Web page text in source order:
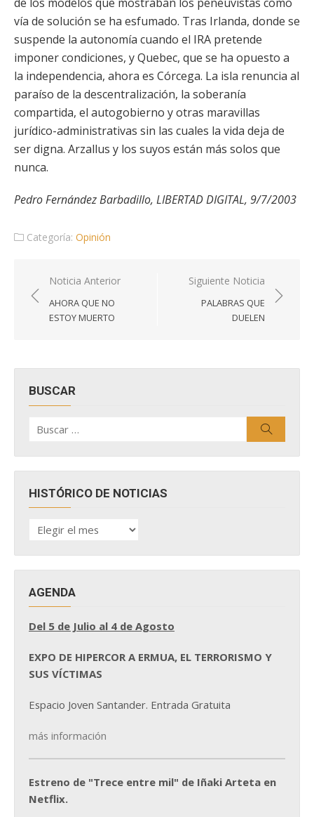
vía de solución se ha esfumado. Tras Irlanda, donde se
suspende la autonomía cuando el IRA pretende
imponer condiciones, y Quebec, que se ha opuesto a
la independencia, ahora es Córcega. La isla renuncia al
paraíso de la descentralización, la soberanía
compartida, el autogobierno y otras maravillas
jurídico-administrativas sin las cuales la vida deja de
ser digna. Arzallus y los suyos están más solos que
nunca.
Pedro Fernández Barbadillo, LIBERTAD DIGITAL, 9/7/2003
Categoría: Opinión
Navegación
de
entradas
Noticia Anterior
AHORA QUE NO
ESTOY MUERTO
Siguiente Noticia
PALABRAS QUE
DUELEN
BUSCAR
por:
HISTÓRICO DE NOTICIAS
HISTÓRICO
DE
AGENDA
Del 5 de Julio al 4 de Agosto
EXPO DE HIPERCOR A ERMUA, EL TERRORISMO Y
SUS VÍCTIMAS
Espacio Joven Santander. Entrada Gratuita
más información
Estreno de "Trece entre mil" de Iñaki Arteta en
Netflix.